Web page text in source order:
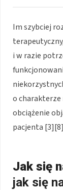
Im szybciej
i w razie
o
obciążenie
pacjenta
Jak się
jak się